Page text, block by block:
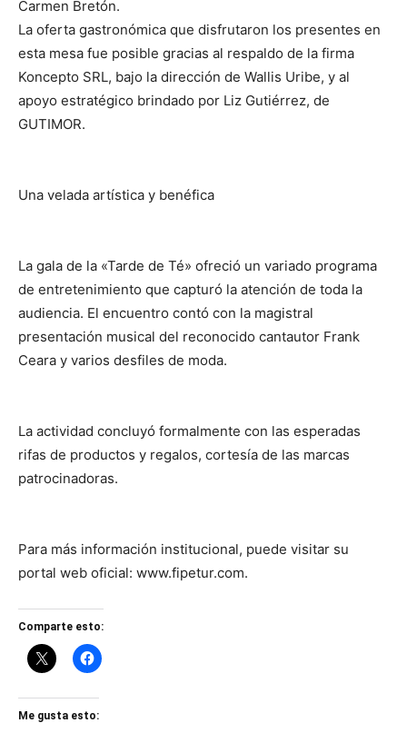
Carmen Bretón.
La oferta gastronómica que disfrutaron los presentes en
esta mesa fue posible gracias al respaldo de la firma
Koncepto SRL, bajo la dirección de Wallis Uribe, y al
apoyo estratégico brindado por Liz Gutiérrez, de
GUTIMOR.
Una velada artística y benéfica
La gala de la «Tarde de Té» ofreció un variado programa
de entretenimiento que capturó la atención de toda la
audiencia. El encuentro contó con la magistral
presentación musical del reconocido cantautor Frank
Ceara y varios desfiles de moda.
La actividad concluyó formalmente con las esperadas
rifas de productos y regalos, cortesía de las marcas
patrocinadoras.
Para más información institucional, puede visitar su
portal web oficial: www.fipetur.com.
Comparte esto:
Me gusta esto: